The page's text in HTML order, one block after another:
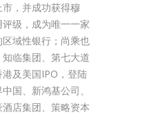
，并成功获得穆
级，成为唯一一家
域性银行；尚乘也
临集团、第七大道
及美国IPO，登陆
国、新鸿基公司、
店集团、策略资本